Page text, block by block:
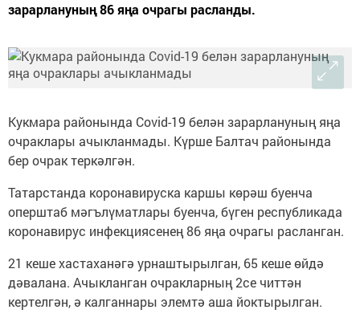
зарарлануның 86 яңа очрагы расланды.
Кукмара районында Covid-19 белән зарарлануның яңа
очраклары ачыкланмады. Күрше Балтач районында
бер очрак теркәлгән.
Татарстанда коронавируска каршы көрәш буенча
оперштаб мәгълүматлары буенча, бүген республикада
коронавирус инфекциясенең 86 яңа очрагы расланган.
21 кеше хастаханәгә урнаштырылган, 65 кеше өйдә
дәвалана. Ачыкланган очракларның 2се читтән
кертелгән, ә калганнары элемтә аша йоктырылган.